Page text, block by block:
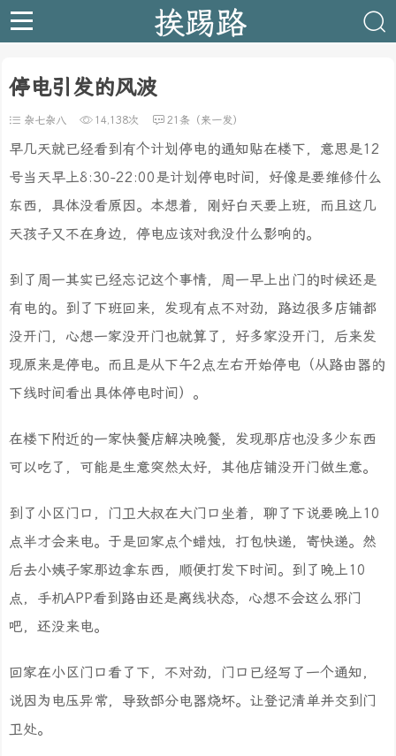
挨踢路
停电引发的风波
杂七杂八 14,138次 21条（来一发）
早几天就已经看到有个计划停电的通知贴在楼下，意思是12
号当天早上8:30-22:00是计划停电时间，好像是要维修什么
东西，具体没看原因。本想着，刚好白天要上班，而且这几
天孩子又不在身边，停电应该对我没什么影响的。
到了周一其实已经忘记这个事情，周一早上出门的时候还是
有电的。到了下班回来，发现有点不对劲，路边很多店铺都
没开门，心想一家没开门也就算了，好多家没开门，后来发
现原来是停电。而且是从下午2点左右开始停电（从路由器的
下线时间看出具体停电时间）。
在楼下附近的一家快餐店解决晚餐，发现那店也没多少东西
可以吃了，可能是生意突然太好，其他店铺没开门做生意。
到了小区门口，门卫大叔在大门口坐着，聊了下说要晚上10
点半才会来电。于是回家点个蜡烛，打包快递，寄快递。然
后去小姨子家那边拿东西，顺便打发下时间。到了晚上10
点，手机APP看到路由还是离线状态，心想不会这么邪门
吧，还没来电。
回家在小区门口看了下，不对劲，门口已经写了一个通知，
说因为电压异常，导致部分电器烧坏。让登记清单并交到门
卫处。